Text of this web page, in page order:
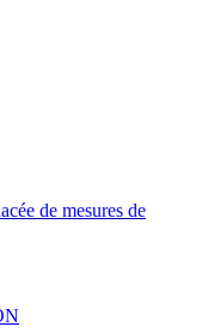
de mesures de